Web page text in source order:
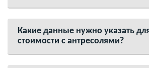
Какие данные нужно указать
стоимости с антресолями?